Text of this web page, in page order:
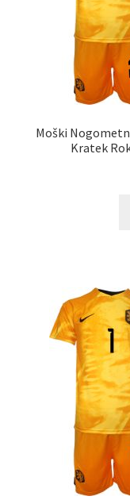
Moški
Kratek